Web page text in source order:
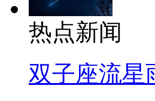
热点新闻
双子座流星